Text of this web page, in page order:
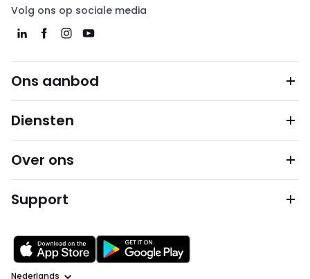
Volg ons op sociale media
Ons aanbod
Diensten
Over ons
Support